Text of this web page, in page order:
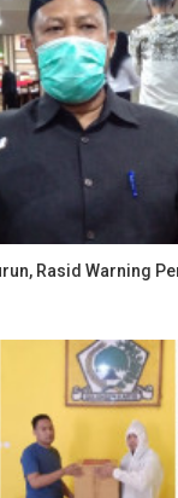
Rasid Warning